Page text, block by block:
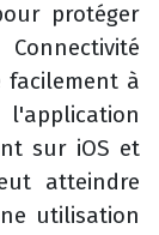
protéger
facilement à
sur iOS et
atteindre
utilisation